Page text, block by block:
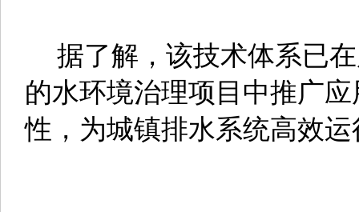
据了解，该技术体系已
的水环境治理项目中推广
性，为城镇排水系统高效